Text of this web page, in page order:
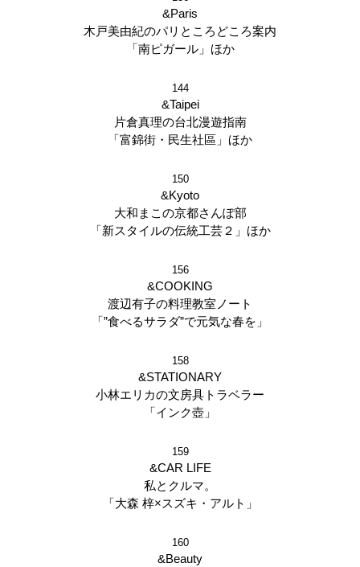
&Paris
木戸美由紀のパリところどころ案内
「南ピガール」ほか
144
&Taipei
片倉真理の台北漫遊指南
「富錦街・民生社區」ほか
150
&Kyoto
大和まこの京都さんぽ部
「新スタイルの伝統工芸２」ほか
156
&COOKING
渡辺有子の料理教室ノート
「”食べるサラダ”で元気な春を」
158
&STATIONARY
小林エリカの文房具トラベラー
「インク壺」
159
&CAR LIFE
私とクルマ。
「大森 梓×スズキ・アルト」
160
&Beauty